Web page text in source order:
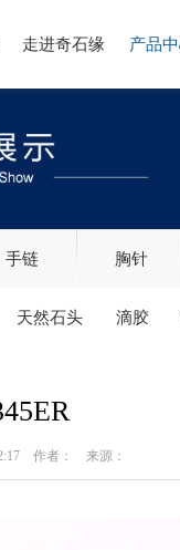
走进奇石缘 产品
手链 胸针
天然石头 滴胶
作者： 来源：